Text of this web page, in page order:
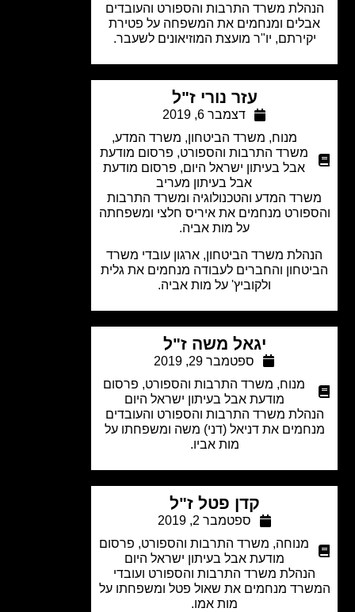
משרד התרבות והספורט והעובדים
ומנחמים את המשפחה על פטירת
יו"ר מועצת המוזיאונים לשעבר.
עזר נורי ז"ל
דצמבר 6, 2019
משרד הביטחון,משרד המדע,
משרד התרבות והספורט,פרסום מודעת
אבל בעיתון ישראל היום,פרסום מודעת
אבל בעיתון מעריב
המדע והטכנולוגיה ומשרד התרבות
מנחמים את איריס חלצי ומשפחתה
על מות אביה.
משרד הביטחון, ארגון עובדי משרד
והחברים לעבודה מנחמים את גלית
ולקוביץ' על מות אביה.
יגאל משה ז"ל
ספטמבר 29, 2019
מנוח, משרד התרבות והספורט,פרסום
מודעת אבל בעיתון ישראל היום
משרד התרבות והספורט והעובדים
את דניאל (דני) משה ומשפחתו על
מות אביו.
קדן פטל ז"ל
ספטמבר 2, 2019
מנוחה
משרד התרבות והספורט,פרסום
מודעת אבל בעיתון ישראל היום
משרד התרבות והספורט ועובדי
מנחמים את שאול פטל ומשפחתו על
מות אמו.